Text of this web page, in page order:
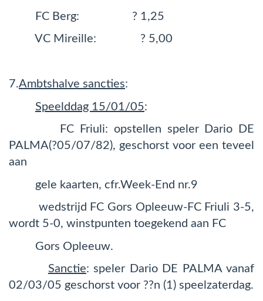
FC Berg: ? 1,25
VC Mireille: ? 5,00
7.Ambtshalve sancties:
Speelddag 15/01/05:
FC Friuli: opstellen speler Dario DE
PALMA(?05/07/82), geschorst voor een teveel
aan
gele kaarten, cfr.Week-End nr.9
wedstrijd FC Gors Opleeuw-FC Friuli 3-5,
wordt 5-0, winstpunten toegekend aan FC
Gors Opleeuw.
Sanctie: speler Dario DE PALMA vanaf
02/03/05 geschorst voor ??n (1) speelzaterdag.